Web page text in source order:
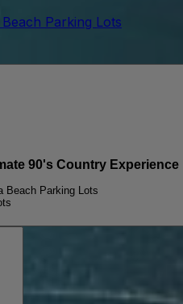
Parking Lots
90's Country Experience
Beach Parking Lots